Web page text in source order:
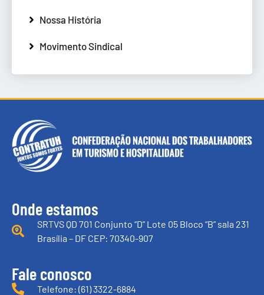
Nossa História
Movimento Sindical
Onde estamos
SRTVS QD 701 Conjunto “D” Lote 05 Bloco “B” sala 231
Brasília – DF CEP: 70340-907
Fale conosco
Telefone: (61) 3322-6884